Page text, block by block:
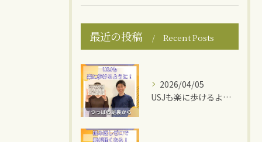
最近の投稿 Recent Posts
2026/04/05
USJも楽に歩けるように！